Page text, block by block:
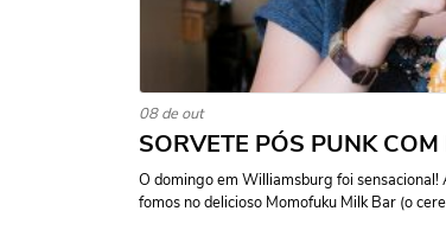
08 de out
SORVETE PÓS PUNK
O domingo em Williamsburg foi
fomos no delicioso Momofuku Milk Bar (o